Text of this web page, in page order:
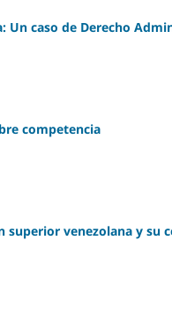
Un caso de Derecho
competencia
superior venezolana y su